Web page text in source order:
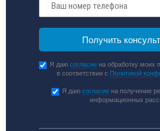
Я даюсогласие на обработку моих
в соответствии с Политикой
Я даю согласиена получение
информационных